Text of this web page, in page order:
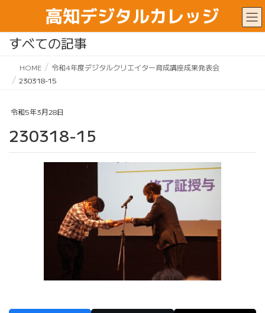
すべての記事
HOME
令和4年度デジタルクリエイター育成講座成果発表会
230318-15
令和5年3月28日
230318-15